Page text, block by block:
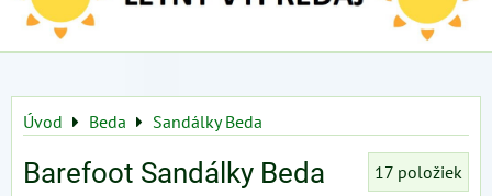
Úvod Beda Sandálky Beda
Barefoot Sandálky Beda 17 položiek